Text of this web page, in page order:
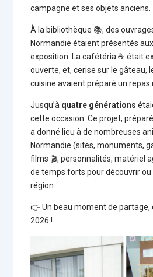
campagne et ses objets anciens.
À la bibliothèque 📚, des
Normandie étaient présentés
exposition. La cafétéria ☕ était
ouverte, et, cerise sur le gâteau,
cuisine avaient préparé un repas
Jusqu’à quatre générations
cette occasion. Ce projet,
a donné lieu à de nombreuses
Normandie (sites, monuments,
films 🎬, personnalités, matériel
de temps forts pour découvrir
région.
👉 Un beau moment de partage,
2026 !